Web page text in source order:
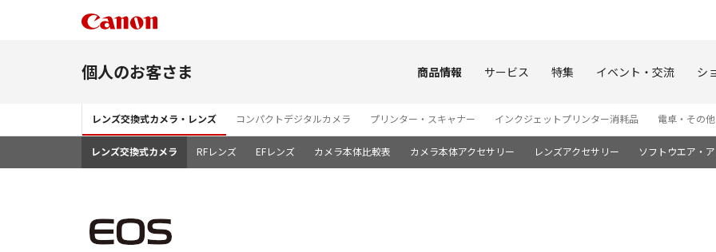
個人のお客さま 商品情報 サービス 特集 イベント・交流 シ
レンズ交換式カメラ・レンズ コンパクトデジタルカメラ プリンター・スキャナー インクジェットプリンター消耗品 電卓・その
レンズ交換式カメラ RFレンズ EFレンズ カメラ本体比較表 カメラ本体アクセサリー レンズアクセサリー ソフトウエア・